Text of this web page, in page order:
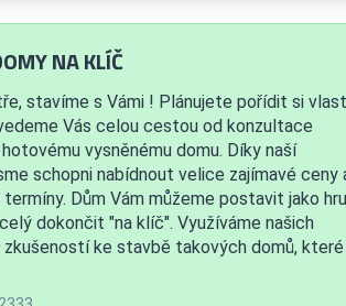
NA KLÍČ
stavíme s Vámi ! Plánujete pořídit si
Vás celou cestou od konzultace
vysněnému domu. Díky naší
schopni nabídnout velice zajímavé ceny
Dům Vám můžeme postavit jako
dokončit "na klíč". Využíváme našich
ke stavbě takových domů, které